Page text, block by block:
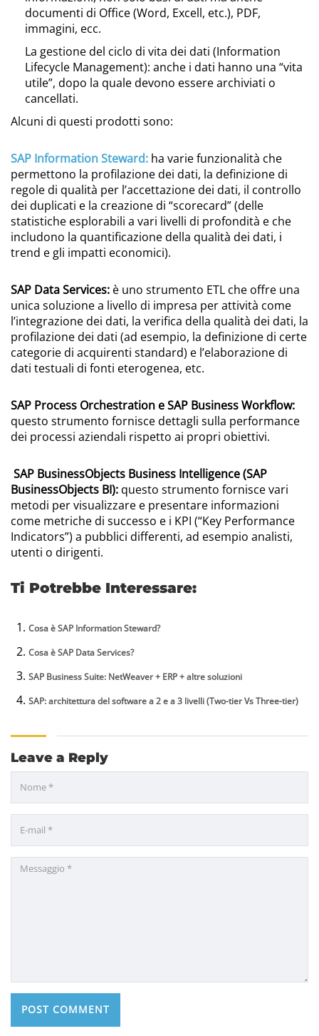
documenti di Office (Word, Excell, etc.), PDF,
immagini, ecc.
La gestione del ciclo di vita dei dati (Information
Lifecycle Management): anche i dati hanno una “vita
utile”, dopo la quale devono essere archiviati o
cancellati.
Alcuni di questi prodotti sono:
SAP Information Steward: ha varie funzionalità che
permettono la profilazione dei dati, la definizione di
regole di qualità per l’accettazione dei dati, il controllo
dei duplicati e la creazione di “scorecard” (delle
statistiche esplorabili a vari livelli di profondità e che
includono la quantificazione della qualità dei dati, i
trend e gli impatti economici).
SAP Data Services: è uno strumento ETL che offre una
unica soluzione a livello di impresa per attività come
l’integrazione dei dati, la verifica della qualità dei dati, la
profilazione dei dati (ad esempio, la definizione di certe
categorie di acquirenti standard) e l’elaborazione di
dati testuali di fonti eterogenea, etc.
SAP Process Orchestration e SAP Business Workflow:
questo strumento fornisce dettagli sulla performance
dei processi aziendali rispetto ai propri obiettivi.
SAP BusinessObjects Business Intelligence (SAP
BusinessObjects BI): questo strumento fornisce vari
metodi per visualizzare e presentare informazioni
come metriche di successo e i KPI (“Key Performance
Indicators”) a pubblici differenti, ad esempio analisti,
utenti o dirigenti.
Ti Potrebbe Interessare:
Cosa è SAP Information Steward?
Cosa è SAP Data Services?
SAP Business Suite: NetWeaver + ERP + altre soluzioni
SAP: architettura del software a 2 e a 3 livelli (Two-tier Vs Three-tier)
Leave a Reply